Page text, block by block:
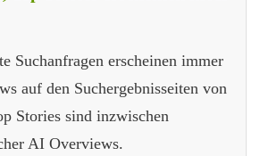
Suchanfragen erscheinen immer
auf den Suchergebnisseiten von
Stories sind inzwischen
AI Overviews.